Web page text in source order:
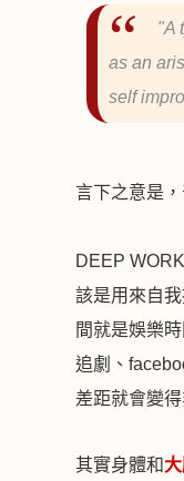
"A
as an
self
言下之意是
DEEP WORK
該是用來自
間就是娛樂
追劇、
差距就會變得
其實身體和